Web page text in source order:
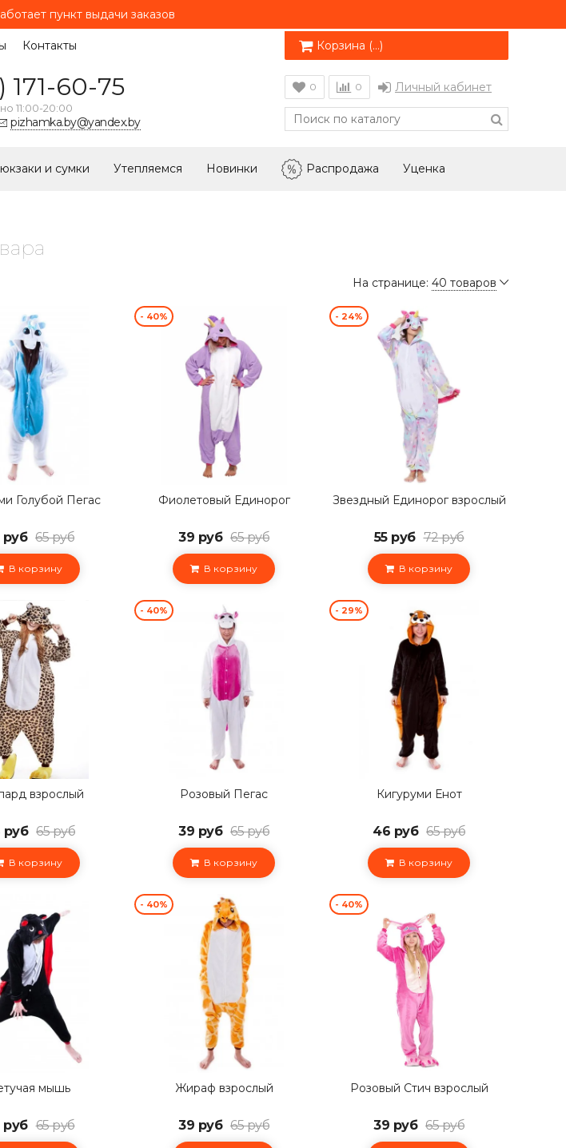
пункт выдачи заказов
Контакты Корзина (…)
171-60-75
11:00-20:00
pizhamka.by@yandex.by
0 0 Личный кабинет
и сумки Утепляемся Новинки Распродажа Уценка
На странице: 40 товаров
Голубой Пегас
руб 65 руб
В корзину
- 40%
Фиолетовый Единорог
39 руб 65 руб
В корзину
- 24%
Звездный Единорог взрослый
55 руб 72 руб
В корзину
взрослый
руб 65 руб
В корзину
- 40%
Розовый Пегас
39 руб 65 руб
В корзину
- 29%
Кигуруми Енот
46 руб 65 руб
В корзину
мышь
руб 65 руб
- 40%
Жираф взрослый
39 руб 65 руб
- 40%
Розовый Стич взрослый
39 руб 65 руб